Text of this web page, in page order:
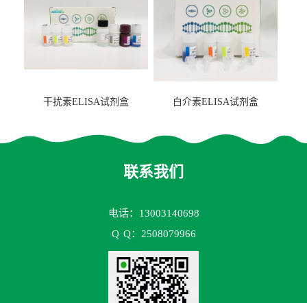
干扰素ELISA试剂盒 白介素ELISA试剂盒
联系我们
电话：13003140698
Q Q：2508079966